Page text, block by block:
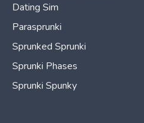
Dating Sim
Parasprunki
Sprunked Sprunki
Sprunki Phases
Sprunki Spunky